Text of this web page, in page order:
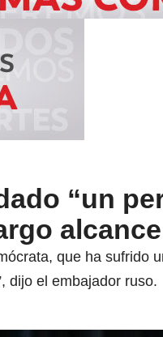
“un
alcance
que ha sufrido
dijo el embajador ruso.